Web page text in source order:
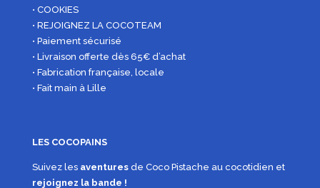
• COOKIES
• REJOIGNEZ LA COCOTEAM
• Paiement sécurisé
• Livraison offerte dès 65€ d’achat
• Fabrication française, locale
• Fait main à Lille
LES COCOPAINS
Suivez les aventuresde Coco Pistache au cocotidien et
rejoignez la bande !